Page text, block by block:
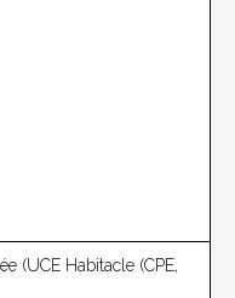
(UCE Habitacle (CPE,